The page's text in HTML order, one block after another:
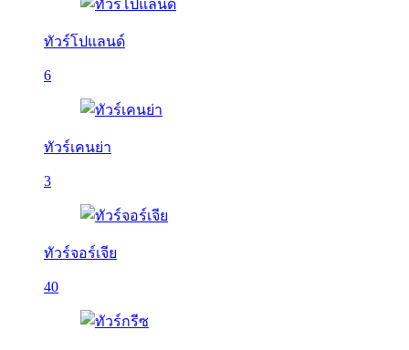
ทัวร์โปแลนด์
6
ทัวร์เคนย่า
3
ทัวร์จอร์เจีย
40